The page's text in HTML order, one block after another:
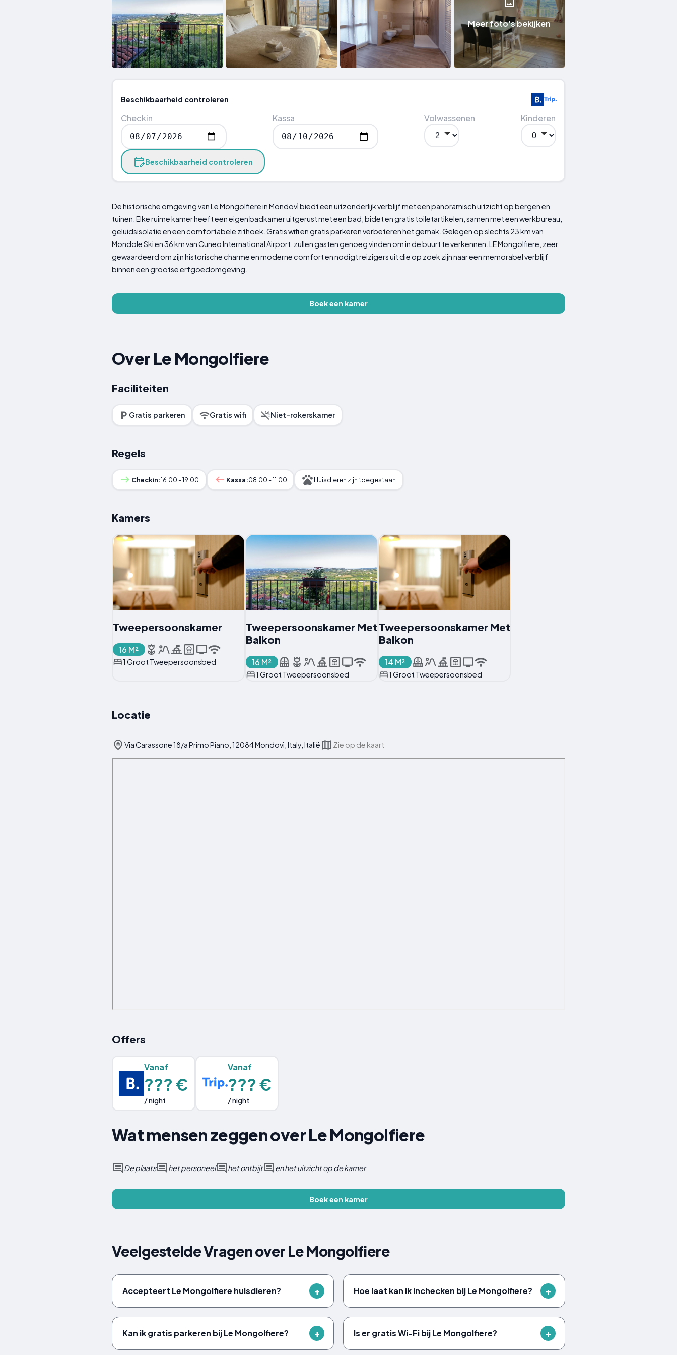
Meer foto's bekijken
Beschikbaarheid controleren
Checkin Kassa Volwassenen Kinderen
Beschikbaarheid controleren
De historische omgeving van Le Mongolfiere in Mondovì biedt een uitzonderlijk verblijf met een panoramisch uitzicht op bergen en
tuinen. Elke ruime kamer heeft een eigen badkamer uitgerust met een bad, bidet en gratis toiletartikelen, samen met een werkbureau,
geluidsisolatie en een comfortabele zithoek. Gratis wifi en gratis parkeren verbeteren het gemak. Gelegen op slechts 23 km van
Mondole Ski en 36 km van Cuneo International Airport, zullen gasten genoeg vinden om in de buurt te verkennen. LE Mongolfiere, zeer
gewaardeerd om zijn historische charme en moderne comfort en nodigt reizigers uit die op zoek zijn naar een memorabel verblijf
binnen een grootse erfgoedomgeving.
Boek een kamer
Over Le Mongolfiere
Faciliteiten
Gratis parkeren Gratis wifi Niet-rokerskamer
Regels
Checkin:16:00 - 19:00 Kassa:08:00 - 11:00 Huisdieren zijn toegestaan
Kamers
Tweepersoonskamer
16 M²
1 Groot Tweepersoonsbed
Tweepersoonskamer Met
Balkon
16 M²
1 Groot Tweepersoonsbed
Tweepersoonskamer Met
Balkon
14 M²
1 Groot Tweepersoonsbed
Locatie
Via Carassone 18/a Primo Piano, 12084 Mondovì, Italy, Italië Zie op de kaart
Offers
Vanaf
??? €
/ night
Vanaf
??? €
/ night
Wat mensen zeggen over Le Mongolfiere
De plaats het personeel het ontbijt en het uitzicht op de kamer
Boek een kamer
Veelgestelde Vragen over Le Mongolfiere
Accepteert Le Mongolfiere huisdieren? Hoe laat kan ik inchecken bij Le Mongolfiere?
Kan ik gratis parkeren bij Le Mongolfiere? Is er gratis Wi-Fi bij Le Mongolfiere?